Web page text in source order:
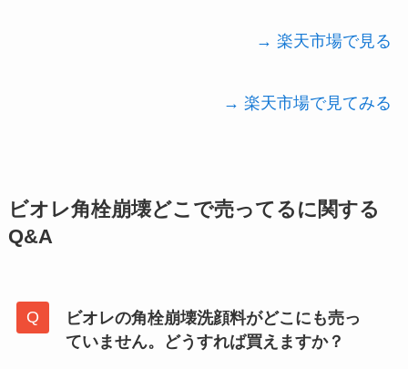
→ 楽天市場で見る
→ 楽天市場で見てみる
ビオレ角栓崩壊どこで売ってるに関する
Q&A
ビオレの角栓崩壊洗顔料がどこにも売っ
ていません。どうすれば買えますか？